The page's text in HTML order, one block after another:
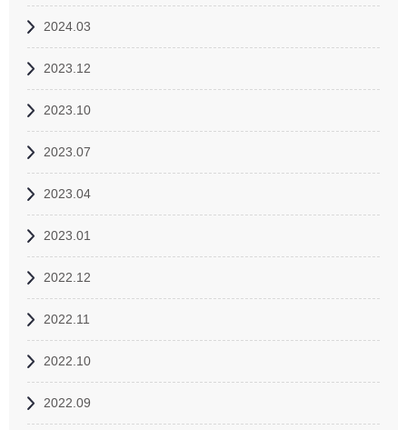
2024.03
2023.12
2023.10
2023.07
2023.04
2023.01
2022.12
2022.11
2022.10
2022.09